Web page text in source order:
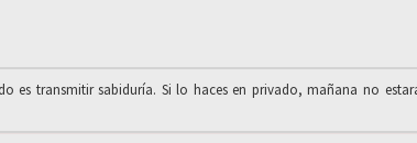
es transmitir sabiduría. Si lo haces en privado, mañana no